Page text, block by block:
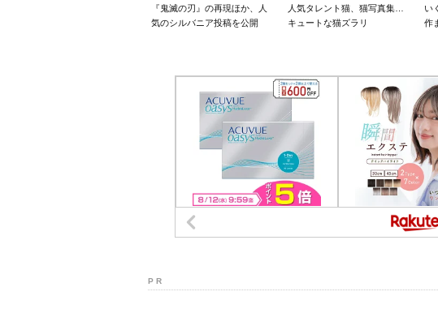
『鬼滅の刃』の再現ほか、人
気のシルバニア投稿を公開
人気タレント猫、猫写真集…
キュートな猫ズラリ
い
作
P R